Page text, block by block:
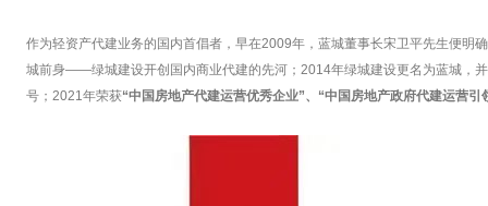
作为轻资产代建业务的国内首倡者，早在2009年，蓝城董事长宋卫平先生便明
城前身——绿城建设开创国内商业代建的先河；2014年绿城建设更名为蓝城，
号；2021年荣获“中国房地产代建运营优秀企业”、“中国房地产政府代建运营引